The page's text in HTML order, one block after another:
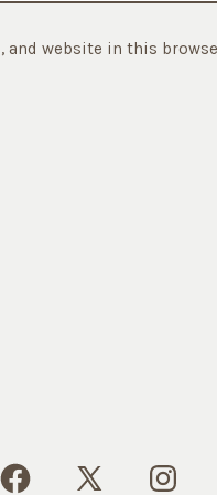
and website in this